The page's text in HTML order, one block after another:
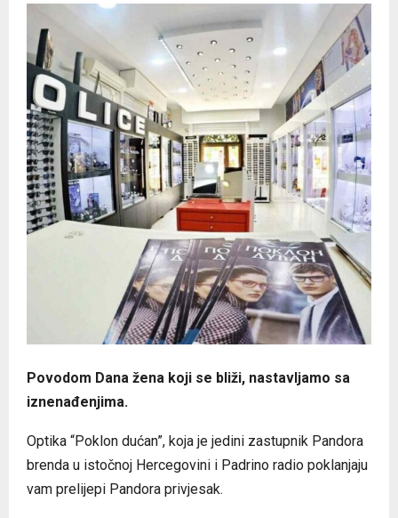
Povodom Dana žena koji se bliži, nastavljamo sa
iznenađenjima.
Optika “Poklon dućan”, koja je jedini zastupnik Pandora
brenda u istočnoj Hercegovini i Padrino radio poklanjaju
vam prelijepi Pandora privjesak.